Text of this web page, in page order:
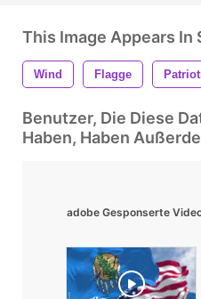
This Image Appears In
Wind Flagge
Benutzer, Die Diese
Haben, Haben
adobe Gesponserte